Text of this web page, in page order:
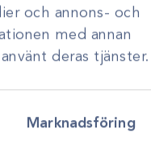
och annons- och
med annan
deras tjänster.
Marknadsföring